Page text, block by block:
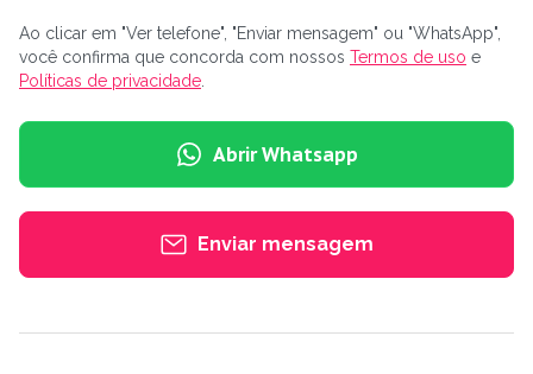
Ao clicar em "Ver telefone", "Enviar mensagem" ou "WhatsApp",
você confirma que concorda com nossos Termos de uso e
Políticas de privacidade
Abrir Whatsapp
Enviar mensagem